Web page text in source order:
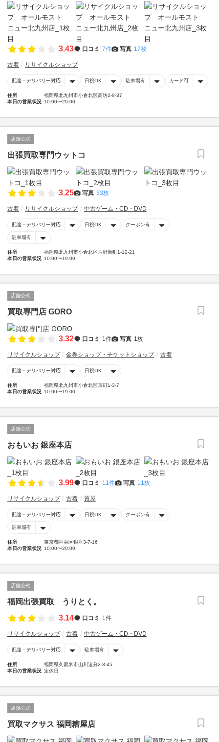
3.43 口コミ 7件 写真 17枚
古着 リサイクルショップ
配達・デリバリー対応 日祝OK 駐車場有 カード可
住所
福岡県北九州市小倉北区高坊2-8-37
本日の営業状況 10:00〜20:00
店舗公式
出張買取専門ウットコ
3.25 写真 33枚
古着 リサイクルショップ 中古ゲーム・CD・DVD
配達・デリバリー対応 日祝OK クーポン有
駐車場有
住所
福岡県北九州市小倉北区片野新町1-12-21
本日の営業状況 10:00〜19:00
店舗公式
買取専門店 GORO
3.32 口コミ 1件 写真 1枚
リサイクルショップ 金券ショップ・チケットショップ 古着
配達・デリバリー対応 日祝OK
住所
福岡県北九州市小倉北区京町1-3-7
本日の営業状況 10:00〜19:00
店舗公式
おもいお 銀座本店
3.99 口コミ 11件 写真 11枚
リサイクルショップ 古着 質屋
配達・デリバリー対応 日祝OK クーポン有
駐車場有
住所
東京都中央区銀座3-7-16
本日の営業状況 10:00〜20:00
店舗公式
福岡出張買取 うりとく。
3.14
口コミ 1件
リサイクルショップ 古着 中古ゲーム・CD・DVD
配達・デリバリー対応 駐車場有
住所
福岡県久留米市山川追分2-3-45
本日の営業状況 定休日
店舗公式
買取マクサス 福岡糟屋店